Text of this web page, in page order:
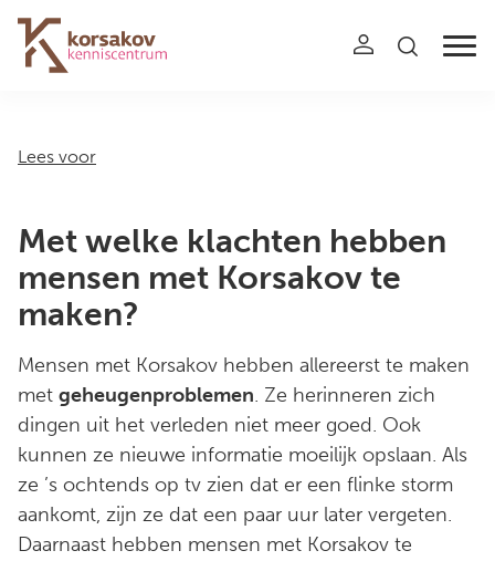
Navigation
Lees voor
Met welke klachten hebben
mensen met Korsakov te
maken?
Mensen met Korsakov hebben allereerst te maken
met geheugenproblemen. Ze herinneren zich
dingen uit het verleden niet meer goed. Ook
kunnen ze nieuwe informatie moeilijk opslaan. Als
ze ’s ochtends op tv zien dat er een flinke storm
aankomt, zijn ze dat een paar uur later vergeten.
Daarnaast hebben mensen met Korsakov te